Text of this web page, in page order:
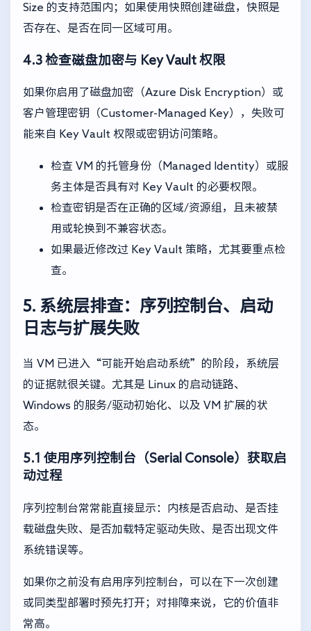
Size 的支持范围内；如果使用快照创建磁盘，快照是
否存在、是否在同一区域可用。
4.3 检查磁盘加密与 Key Vault 权限
如果你启用了磁盘加密（Azure Disk Encryption）或
客户管理密钥（Customer-Managed Key），失败可
能来自 Key Vault 权限或密钥访问策略。
检查 VM 的托管身份（Managed Identity）或服
务主体是否具有对 Key Vault 的必要权限。
检查密钥是否在正确的区域/资源组，且未被禁
用或轮换到不兼容状态。
如果最近修改过 Key Vault 策略，尤其要重点检
查。
5. 系统层排查：序列控制台、启动
日志与扩展失败
当 VM 已进入“可能开始启动系统”的阶段，系统层
的证据就很关键。尤其是 Linux 的启动链路、
Windows 的服务/驱动初始化、以及 VM 扩展的状
态。
5.1 使用序列控制台（Serial Console）获取启
动过程
序列控制台常常能直接显示：内核是否启动、是否挂
载磁盘失败、是否加载特定驱动失败、是否出现文件
系统错误等。
如果你之前没有启用序列控制台，可以在下一次创建
或同类型部署时预先打开；对排障来说，它的价值非
常高。